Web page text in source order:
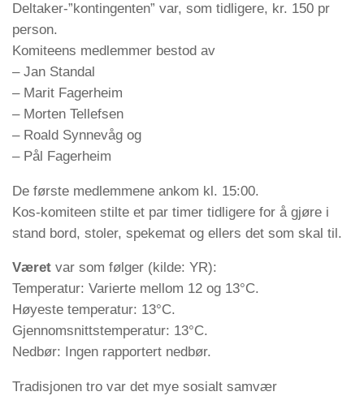
Deltaker-”kontingenten” var, som tidligere, kr. 150 pr
person.
Komiteens medlemmer bestod av
– Jan Standal
– Marit Fagerheim
– Morten Tellefsen
– Roald Synnevåg og
– Pål Fagerheim
De første medlemmene ankom kl. 15:00.
Kos-komiteen stilte et par timer tidligere for å gjøre i
stand bord, stoler, spekemat og ellers det som skal til.
Været var som følger (kilde: YR):
Temperatur: Varierte mellom 12 og 13°C.
Høyeste temperatur: 13°C.
Gjennomsnittstemperatur: 13°C.
Nedbør: Ingen rapportert nedbør.
Tradisjonen tro var det mye sosialt samvær